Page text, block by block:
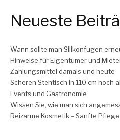
Neueste
Wann sollte man Silikonfugen
Hinweise für Eigentümer und
Zahlungsmittel damals und heute
Scheren Stehtisch in 110 cm hoch
Events und Gastronomie
Wissen Sie, wie man sich
Reizarme Kosmetik – Sanfte